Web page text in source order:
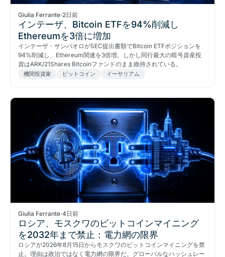
Giulia Ferrante·2日前
インテーザ、Bitcoin ETFを94%削減し
Ethereumを3倍に増加
インテーザ・サンパオロがSEC提出書類でBitcoin ETFポジションを
94%削減し、Ethereum関連を3倍増。しかし同行最大の暗号資産投
資はARK/21Shares Bitcoinファンドのまま維持されている。
機関投資家 ビットコイン イーサリアム
Giulia Ferrante·4日前
ロシア、モスクワのビットコインマイニング
を2032年まで禁止：電力網の限界
ロシアが2026年8月15日からモスクワのビットコインマイニングを禁
止。理由は政治ではなく電力網の限界だ。グローバルなハッシュレー